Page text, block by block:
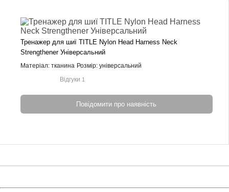
Тренажер для шиї TITLE Nylon Head Harness Neck
Strengthener Універсальний
Матеріал: тканина Розмір: універсальний
Відгуки 1
Повідомити про наявність